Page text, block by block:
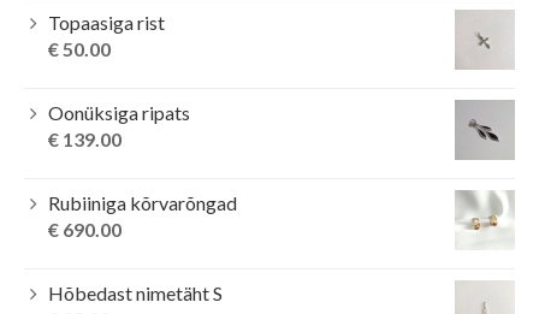
Topaasiga rist
€50.00
Oonüksiga ripats
€ 139.00
Rubiiniga kõrvarõngad
€ 690.00
Hõbedast nimetäht S